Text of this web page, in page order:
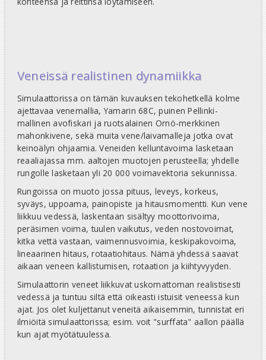
Veneissä realistinen dynamiikka
Simulaattorissa on tämän kuvauksen tekohetkellä kolme
ajettavaa venemallia, Yamarin 68C, puinen Pellinki-
mallinen avofiskari ja ruotsalainen Ornö-merkkinen
mahonkivene, sekä muita vene/laivamalleja jotka ovat
keinoälyn ohjaamia. Veneiden kelluntavoima lasketaan
reaaliajassa mm. aaltojen muotojen perusteella; yhdelle
rungolle lasketaan yli 20 000 voimavektoria sekunnissa.
Rungoissa on muoto jossa pituus, leveys, korkeus,
syväys, uppoama, painopiste ja hitausmomentti. Kun vene
liikkuu vedessä, laskentaan sisältyy moottorivoima,
peräsimen voima, tuulen vaikutus, veden nostovoimat,
kitka vettä vastaan, vaimennusvoimia, keskipakovoima,
lineaarinen hitaus, rotaatiohitaus. Nämä yhdessä saavat
aikaan veneen kallistumisen, rotaation ja kiihtyvyyden.
Simulaattorin veneet liikkuvat uskomattoman realistisesti
vedessä ja tuntuu siltä että oikeasti istuisit veneessä kun
ajat. Jos olet kuljettanut veneitä aikaisemmin, tunnistat eri
ilmiöitä simulaattorissa; esim. voit "surffata" aallon päällä
kun ajat myötätuulessa.